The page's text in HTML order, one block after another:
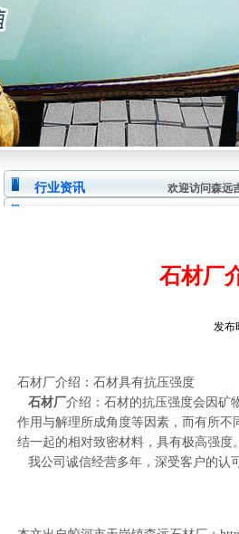
行业资讯 欢迎访问森远
石材厂
发布
石材厂介绍：石材具有抗压强度
石材厂介绍：石材的抗压强度会因矿
作用与解理所成角度等因素，而有所
结一起的相对致密材料，具有极高强度。
我公司诚信经营多年，深受客户的认